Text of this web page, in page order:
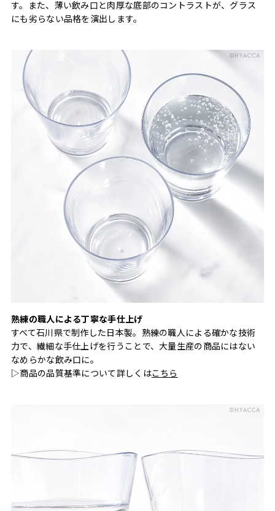
す。また、薄い飲み口と肉厚な底部のコントラストが、グラス
にも劣らない品格を演出します。
熟練の職人による丁寧な手仕上げ
すべて石川県で制作した日本製。熟練の職人による確かな技術
力で、繊細な手仕上げを行うことで、大量生産の商品にはない
なめらかな飲み口に。
▷商品の品質基準について詳しくはこちら